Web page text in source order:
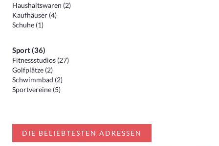
Haushaltswaren (2)
Kaufhäuser (4)
Schuhe (1)
Sport (36)
Fitnessstudios (27)
Golfplätze (2)
Schwimmbad (2)
Sportvereine (5)
DIE BELIEBTESTEN ADRESSEN